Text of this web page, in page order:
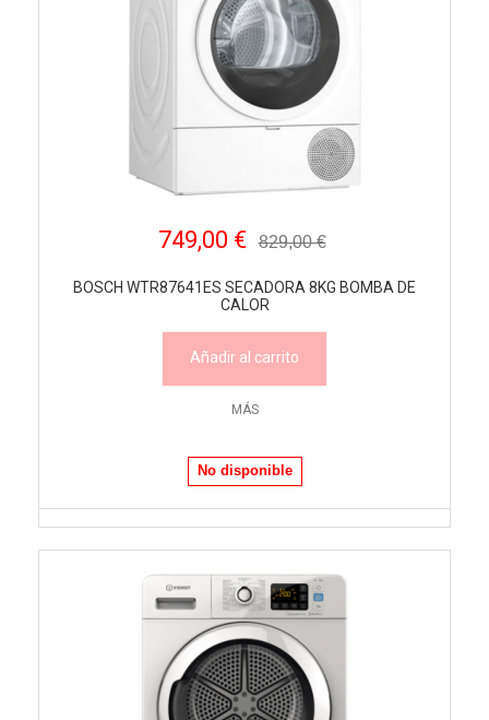
749,00 € 829,00 €
BOSCH WTR87641ES SECADORA 8KG BOMBA DE
CALOR
Añadir al carrito
MÁS
No disponible